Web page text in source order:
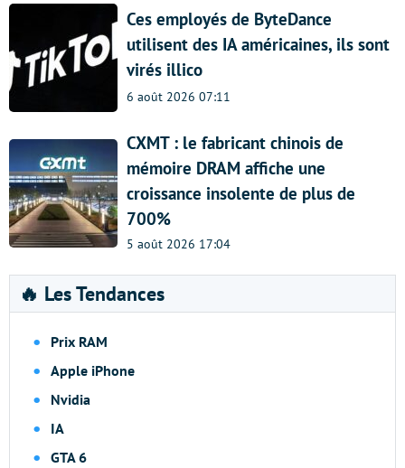
Ces employés de ByteDance
utilisent des IA américaines, ils sont
virés illico
6 août 2026 07:11
CXMT : le fabricant chinois de
mémoire DRAM affiche une
croissance insolente de plus de
700%
5 août 2026 17:04
🔥 Les Tendances
Prix RAM
Apple iPhone
Nvidia
IA
GTA 6